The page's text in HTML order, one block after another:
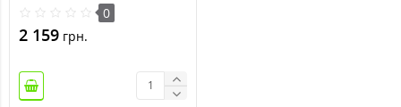
0
2 159 грн.